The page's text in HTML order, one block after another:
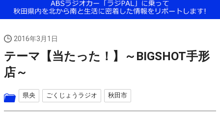
2016年3月1日
テーマ【当たった！】～BIGSHOT手形
店～
県央 ごくじょうラジオ 秋田市